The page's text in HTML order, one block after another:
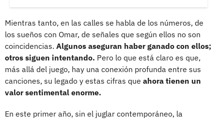
Mientras tanto, en las calles se habla de los números, de
los sueños con Omar, de señales que según ellos no son
coincidencias. Algunos aseguran haber ganado con ellos;
otros siguen intentando. Pero lo que está claro es que,
más allá del juego, hay una conexión profunda entre sus
canciones, su legado y estas cifras que ahora tienen un
valor sentimental enorme.
En este primer año, sin el juglar contemporáneo, la